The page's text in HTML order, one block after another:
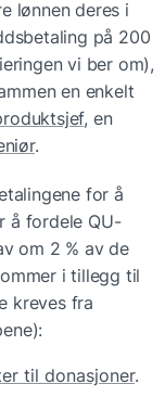
lønnen deres i
på 200
vi ber om),
en enkelt
, en
.
for å
å fordele QU-
om 2 % av de
i tillegg til
kreves fra
til donasjoner.